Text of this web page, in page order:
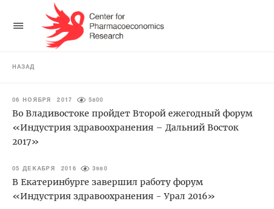
НАЗАД
06 НОЯБРЯ 2017 5800
Во Владивостоке пройдет Второй ежегодный форум
«Индустрия здравоохранения – Дальний Восток
2017»
05 ДЕКАБРЯ 2016 3980
В Екатеринбурге завершил работу форум
«Индустрия здравоохранения - Урал 2016»